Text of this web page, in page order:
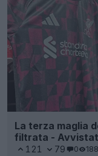
La terza maglia
filtrata -
121 79 0